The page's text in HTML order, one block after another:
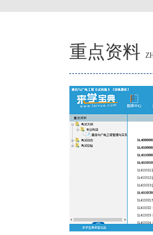
重点资料